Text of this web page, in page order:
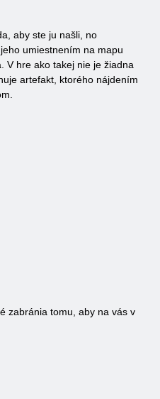
aby ste ju našli, no
umiestnením na mapu
V hre ako takej nie je žiadna
artefakt, ktorého nájdením
zabránia tomu, aby na vás v